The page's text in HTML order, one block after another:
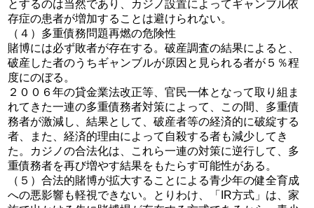
とするのは当然であり、カジノ設置によってギャンブル依
存症の患者が増加することは避けられない。
（４）多重債務問題再燃の危険性
賭博には必ず敗者が存在する。破産調査の結果によると、
破産した者のうちギャンブルが原因と見られる者が５％程
度にのぼる。
２００６年の貸金業法改正等、官民一体となって取り組ま
れてきた一連の多重債務者対策によって、この間、多重債
務者が激減し、結果として、破産者等の経済的に破綻する
者、また、経済的理由によって自殺する者も減少してき
た。カジノの合法化は、これら一連の対策に逆行して、多
重債務者を再び増やす結果をもたらす可能性がある。
（５）合法的賭博が拡大することによる青少年の健全育成
への悪影響も軽視できない。とりわけ、「IR方式」は、家